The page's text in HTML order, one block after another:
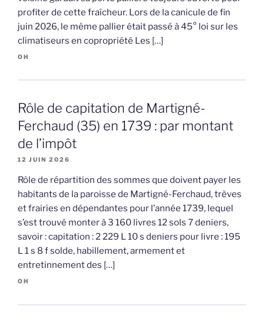
profiter de cette fraîcheur. Lors de la canicule de fin
juin 2026, le même pallier était passé à 45° loi sur les
climatiseurs en copropriété Les […]
OH
Rôle de capitation de Martigné-
Ferchaud (35) en 1739 : par montant
de l’impôt
12 JUIN 2026
Rôle de répartition des sommes que doivent payer les
habitants de la paroisse de Martigné-Ferchaud, trèves
et frairies en dépendantes pour l’année 1739, lequel
s’est trouvé monter à 3 160 livres 12 sols 7 deniers,
savoir : capitation : 2 229 L 10 s deniers pour livre : 195
L 1 s 8 f solde, habillement, armement et
entretinnement des […]
OH